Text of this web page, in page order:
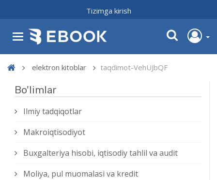
Tizimga kirish
elektron kitoblar taqdimot-VehUJbQF
Bo'limlar
Ilmiy tadqiqotlar
Makroiqtisodiyot
Buxgalteriya hisobi, iqtisodiy tahlil va audit
Moliya, pul muomalasi va kredit